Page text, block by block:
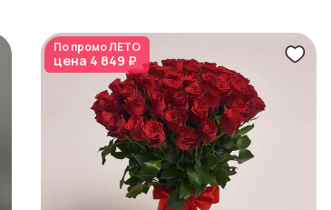
По промоЛЕТО
цена 4 849 ₽